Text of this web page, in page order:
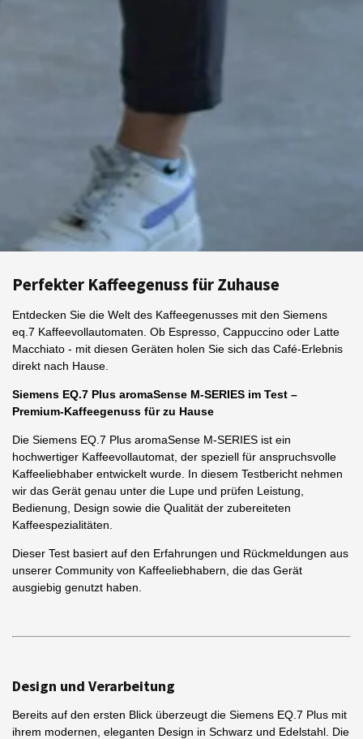
Perfekter Kaffeegenuss für Zuhause
Entdecken Sie die Welt des Kaffeegenusses mit den Siemens
eq.7 Kaffeevollautomaten. Ob Espresso, Cappuccino oder Latte
Macchiato - mit diesen Geräten holen Sie sich das Café-Erlebnis
direkt nach Hause.
Siemens EQ.7 Plus aromaSense M-SERIES im Test –
Premium-Kaffeegenuss für zu Hause
Die Siemens EQ.7 Plus aromaSense M-SERIES ist ein
hochwertiger Kaffeevollautomat, der speziell für anspruchsvolle
Kaffeeliebhaber entwickelt wurde. In diesem Testbericht nehmen
wir das Gerät genau unter die Lupe und prüfen Leistung,
Bedienung, Design sowie die Qualität der zubereiteten
Kaffeespezialitäten.
Dieser Test basiert auf den Erfahrungen und Rückmeldungen aus
unserer Community von Kaffeeliebhabern, die das Gerät
ausgiebig genutzt haben.
Design und Verarbeitung
Bereits auf den ersten Blick überzeugt die Siemens EQ.7 Plus mit
ihrem modernen, eleganten Design in Schwarz und Edelstahl. Die